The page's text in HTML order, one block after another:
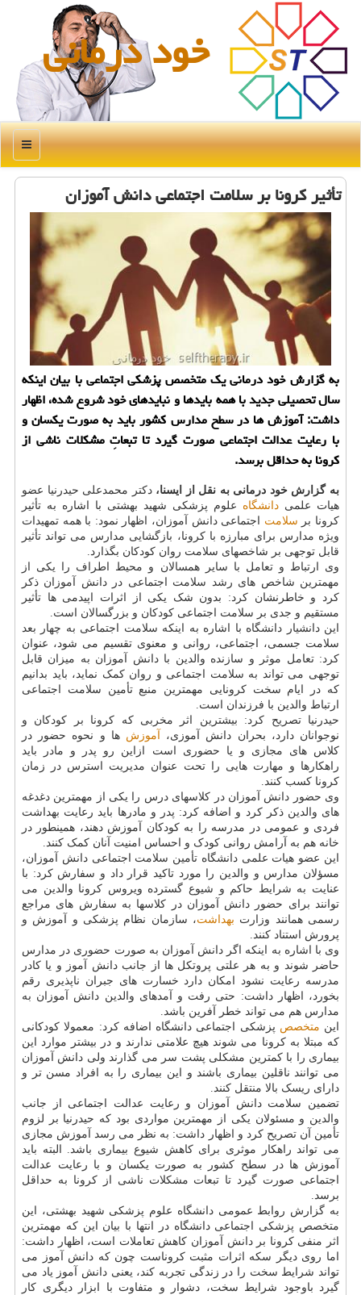
خود درمانی
منو
تأثیر كرونا بر سلامت اجتماعی دانش آموزان
به گزارش خود درمانی یك متخصص پزشكی اجتماعی با بیان اینكه
سال تحصیلی جدید با همه بایدها و نبایدهای خود شروع شده، اظهار
داشت: آموزش ها در سطح مدارس كشور باید به صورت یكسان و
با رعایت عدالت اجتماعی صورت گیرد تا تبعاتِ مشكلات ناشی از
كرونا به حداقل برسد.
به گزارش خود درمانی به نقل از ایسنا،دکتر محمدعلی حیدرنیا عضو
هیات علمی دانشگاه علوم پزشکی شهید بهشتی با اشاره به تأثیر
کرونا بر سلامت اجتماعی دانش آموزان، اظهار نمود: با همه تمهیدات
ویژه مدارس برای مبارزه با کرونا، بازگشایی مدارس می تواند تأثیر
قابل توجهی بر شاخصهای سلامت روان کودکان بگذارد.
وی ارتباط و تعامل با سایر همسالان و محیط اطراف را یکی از
مهمترین شاخص های رشد سلامت اجتماعی در دانش آموزان ذکر
کرد و خاطرنشان کرد: بدون شک یکی از اثرات اپیدمی ها تأثیر
مستقیم و جدی بر سلامت اجتماعی کودکان و بزرگسالان است.
این دانشیار دانشگاه با اشاره به اینکه سلامت اجتماعی به چهار بعد
سلامت جسمی، اجتماعی، روانی و معنوی تقسیم می شود، عنوان
کرد: تعامل موثر و سازنده والدین با دانش آموزان به میزان قابل
توجهی می تواند به سلامت اجتماعی و روان کمک نماید، باید بدانیم
که در ایام سخت کرونایی مهمترین منبع تأمین سلامت اجتماعی
ارتباط والدین با فرزندان است.
حیدرنیا تصریح کرد: بیشترین اثر مخربی که کرونا بر کودکان و
نوجوانان دارد، بحران دانش آموزی،
آموزش ها و نحوه حضور در
کلاس های مجازی و یا حضوری است ازاین رو پدر و مادر باید
راهکارها و مهارت هایی را تحت عنوان مدیریت استرس در زمان
کرونا کسب کنند.
وی حضور دانش آموزان در کلاسهای درس را یکی از مهمترین دغدغه
های والدین ذکر کرد و اضافه کرد: پدر و مادرها باید رعایت بهداشت
فردی و عمومی در مدرسه را به کودکان آموزش دهند، همینطور در
خانه هم به آرامش روانی کودک و احساس امنیت آنان کمک کنند.
این عضو هیات علمی دانشگاه تأمین سلامت اجتماعی دانش آموزان،
مسؤلان مدارس و والدین را مورد تاکید قرار داد و سفارش کرد: با
عنایت به شرایط حاکم و شیوع گسترده ویروس کرونا والدین می
توانند برای حضور دانش آموزان در کلاسها به سفارش های مراجع
رسمی همانند وزارت بهداشت، سازمان نظام پزشکی و آموزش و
پرورش استناد کنند.
وی با اشاره به اینکه اگر دانش آموزان به صورت حضوری در مدارس
حاضر شوند و به هر علتی پروتکل ها از جانب دانش آموز و یا کادر
مدرسه رعایت نشود امکان دارد خسارت های جبران ناپذیری رقم
بخورد، اظهار داشت: حتی رفت و آمدهای والدین دانش آموزان به
مدارس هم می تواند خطر آفرین باشد.
این متخصص پزشکی اجتماعی دانشگاه اضافه کرد: معمولا کودکانی
که مبتلا به کرونا می شوند هیچ علامتی ندارند و در بیشتر موارد این
بیماری را با کمترین مشکلی پشت سر می گذارند ولی دانش آموزان
می توانند ناقلین بیماری باشند و این بیماری را به افراد مسن تر و
دارای ریسک بالا منتقل کنند.
تضمین سلامت دانش آموزان و رعایت عدالت اجتماعی از جانب
والدین و مسئولان یکی از مهمترین مواردی بود که حیدرنیا بر لزوم
تأمین آن تصریح کرد و اظهار داشت: به نظر می رسد آموزش مجازی
می تواند راهکار موثری برای کاهش شیوع بیماری باشد. البته باید
آموزش ها در سطح کشور به صورت یکسان و با رعایت عدالت
اجتماعی صورت گیرد تا تبعات مشکلات ناشی از کرونا به حداقل
برسد.
به گزارش روابط عمومی دانشگاه علوم پزشکی شهید بهشتی، این
متخصص پزشکی اجتماعی دانشگاه در انتها با بیان این که مهمترین
اثر منفی کرونا بر دانش آموزان کاهش تعاملات است، اظهار داشت:
اما روی دیگر سکه اثرات مثبت کروناست چون که دانش آموز می
تواند شرایط سخت را در زندگی تجربه کند، یعنی دانش آموز یاد می
گیرد باوجود شرایط سخت، دشوار و متفاوت با ابزار دیگری کار